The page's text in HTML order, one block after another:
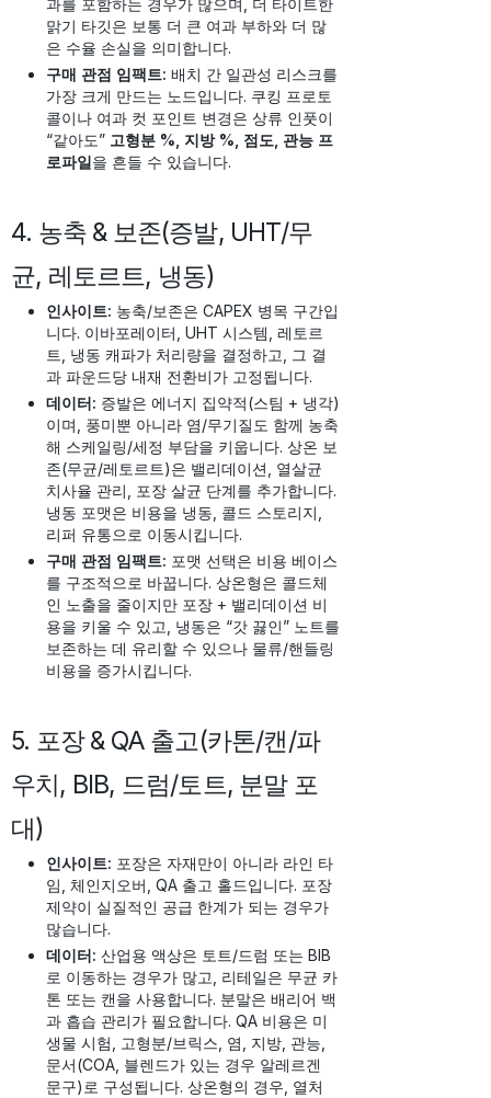
과를 포함하는 경우가 많으며, 더 타이트한
맑기 타깃은 보통 더 큰 여과 부하와 더 많
은 수율 손실을 의미합니다.
구매 관점 임팩트: 배치 간 일관성 리스크를
가장 크게 만드는 노드입니다. 쿠킹 프로토
콜이나 여과 컷 포인트 변경은 상류 인풋이
“같아도” 고형분 %, 지방 %, 점도, 관능 프
로파일을 흔들 수 있습니다.
4. 농축 & 보존(증발, UHT/무
균, 레토르트, 냉동)
인사이트: 농축/보존은 CAPEX 병목 구간입
니다. 이바포레이터, UHT 시스템, 레토르
트, 냉동 캐파가 처리량을 결정하고, 그 결
과 파운드당 내재 전환비가 고정됩니다.
데이터: 증발은 에너지 집약적(스팀 + 냉각)
이며, 풍미뿐 아니라 염/무기질도 함께 농축
해 스케일링/세정 부담을 키웁니다. 상온 보
존(무균/레토르트)은 밸리데이션, 열살균
치사율 관리, 포장 살균 단계를 추가합니다.
냉동 포맷은 비용을 냉동, 콜드 스토리지,
리퍼 유통으로 이동시킵니다.
구매 관점 임팩트: 포맷 선택은 비용 베이스
를 구조적으로 바꿉니다. 상온형은 콜드체
인 노출을 줄이지만 포장 + 밸리데이션 비
용을 키울 수 있고, 냉동은 “갓 끓인” 노트를
보존하는 데 유리할 수 있으나 물류/핸들링
비용을 증가시킵니다.
5. 포장 & QA 출고(카톤/캔/파
우치, BIB, 드럼/토트, 분말 포
대)
인사이트: 포장은 자재만이 아니라 라인 타
임, 체인지오버, QA 출고 홀드입니다. 포장
제약이 실질적인 공급 한계가 되는 경우가
많습니다.
데이터: 산업용 액상은 토트/드럼 또는 BIB
로 이동하는 경우가 많고, 리테일은 무균 카
톤 또는 캔을 사용합니다. 분말은 배리어 백
과 흡습 관리가 필요합니다. QA 비용은 미
생물 시험, 고형분/브릭스, 염, 지방, 관능,
문서(COA, 블렌드가 있는 경우 알레르겐
문구)로 구성됩니다. 상온형의 경우, 열처